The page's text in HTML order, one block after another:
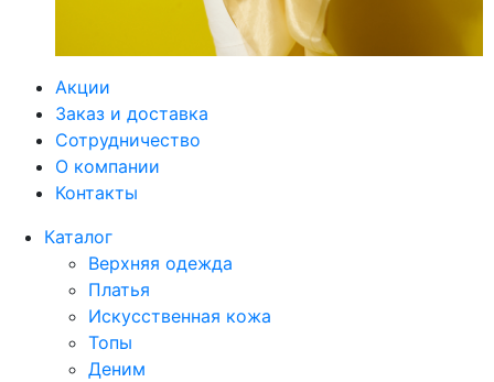
Акции
Заказ и доставка
Сотрудничество
О компании
Контакты
Каталог
Верхняя одежда
Платья
Искусственная кожа
Топы
Деним